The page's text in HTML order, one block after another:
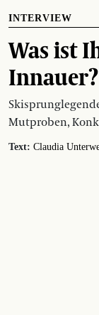
INTERVIEW
Was ist
Innauer?
Mutproben,
Text: Claudia